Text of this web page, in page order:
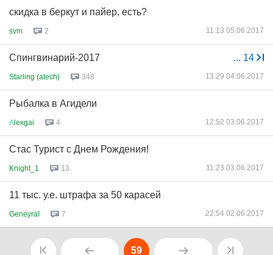
скидка в беркут и пайер, есть?
svm 2 11:13 05.06.2017
... 14
Спингвинарий-2017
Starling (atech) 348 13:29 04.06.2017
Рыбалка в Агидели
Аlexgai 4 12:52 03.06.2017
Стас Турист с Днем Рождения!
Knight_1 13 11:23 03.06.2017
11 тыс. у.е. штрафа за 50 карасей
GeneyraI 7 22:54 02.06.2017
59